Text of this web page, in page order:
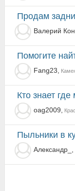
Продам задние
Валерий
Помогите
Fang23,
Кто знает где можно купить
oag2009,
Пыльники в кунцево
Александр_,